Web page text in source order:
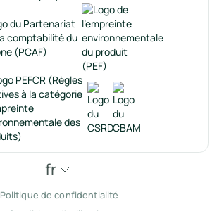
fr
Politique de confidentialité